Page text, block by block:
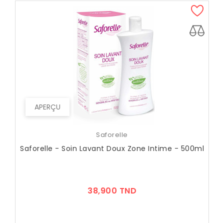
APERÇU
Saforelle
Saforelle - Soin Lavant Doux Zone Intime - 500ml
38,900 TND